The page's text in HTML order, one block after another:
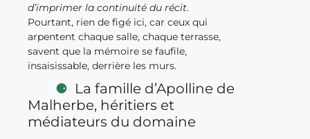
d’imprimer la continuité du récit.
Pourtant, rien de figé ici, car ceux qui
arpentent chaque salle, chaque terrasse,
savent que la mémoire se faufile,
insaisissable, derrière les murs.
La famille d’Apolline de
Malherbe, héritiers et
médiateurs du domaine